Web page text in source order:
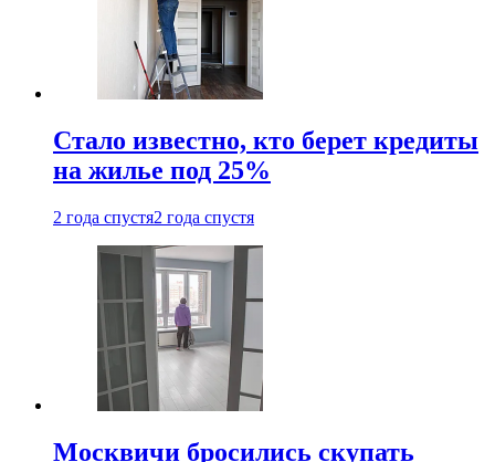
Стало известно, кто берет кредиты
на жилье под 25%
2 года спустя2 года спустя
Москвичи бросились скупать